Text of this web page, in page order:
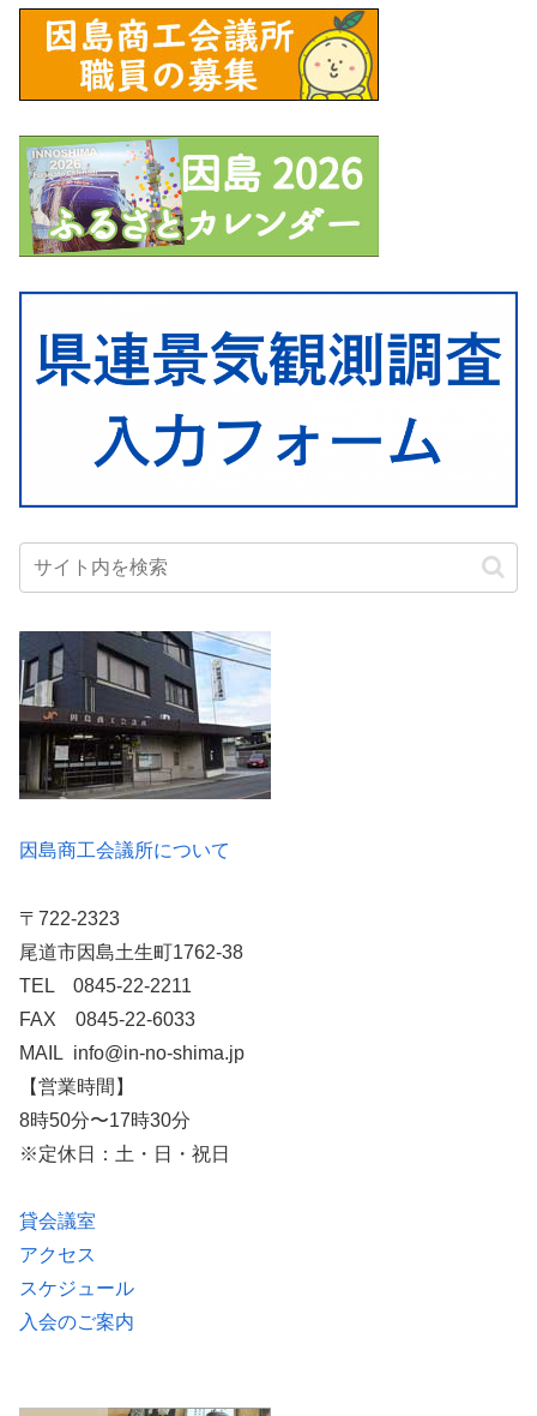
因島商工会議所について
〒722-2323
尾道市因島土生町1762-38
TEL 0845-22-2211
FAX 0845-22-6033
MAIL info@in-no-shima.jp
【営業時間】
8時50分〜17時30分
※定休日：土・日・祝日
貸会議室
アクセス
スケジュール
入会のご案内